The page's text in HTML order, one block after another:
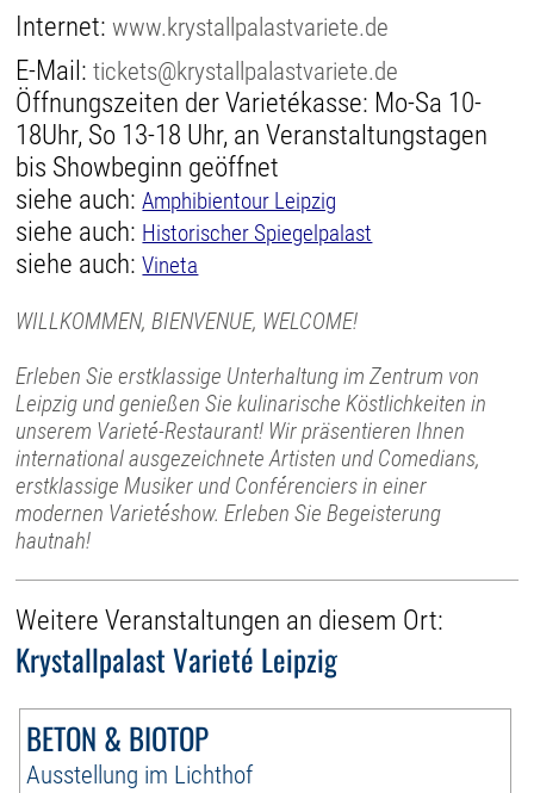
Internet:www.krystallpalastvariete.de
E-Mail:tickets@krystallpalastvariete.de
Öffnungszeiten der Varietékasse: Mo-Sa 10-
18Uhr, So 13-18 Uhr, an Veranstaltungstagen
bis Showbeginn geöffnet
siehe auch:Amphibientour Leipzig
siehe auch: Historischer Spiegelpalast
siehe auch:Vineta
WILLKOMMEN, BIENVENUE, WELCOME!
Erleben Sie erstklassige Unterhaltung im Zentrum von
Leipzig und genießen Sie kulinarische Köstlichkeiten in
unserem Varieté-Restaurant! Wir präsentieren Ihnen
international ausgezeichnete Artisten und Comedians,
erstklassige Musiker und Conférenciers in einer
modernen Varietéshow. Erleben Sie Begeisterung
hautnah!
Weitere Veranstaltungen an diesem Ort:
Krystallpalast Varieté Leipzig
BETON & BIOTOP
Ausstellung im Lichthof